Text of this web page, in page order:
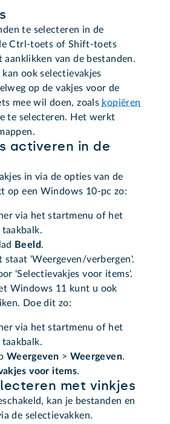
te selecteren in de
Ctrl-toets of Shift-toets
van de bestanden.
ook selectievakjes
op de vakjes voor de
mee wil doen, zoals kopiëren
te selecteren. Het werkt
activeren in de
in via de opties van de
op een Windows 10-pc zo:
via het startmenu of het
Beeld.
staat 'Weergeven/verbergen'.
'Selectievakjes voor items'.
Windows 11 kunt u ook
Doe dit zo:
via het startmenu of het
Weergeven > Weergeven.
voor items.
met vinkjes
kan je bestanden en
de selectievakken.